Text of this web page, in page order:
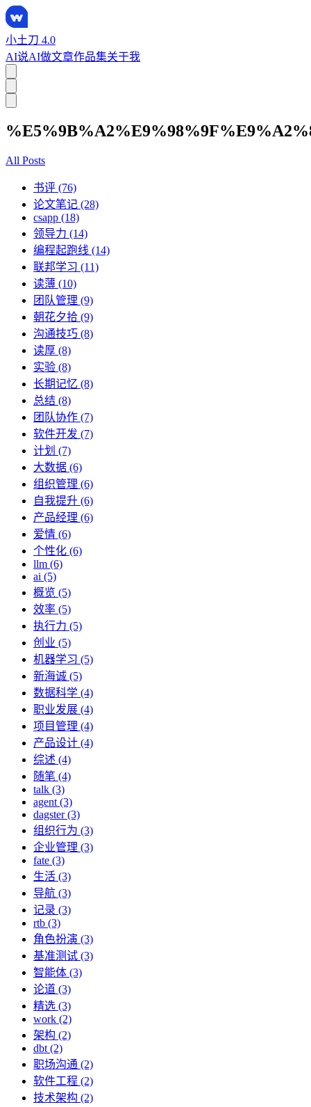
小土刀 4.0
AI说AI做文章作品集关于我
All Posts
书评 (76)
论文笔记 (28)
csapp (18)
领导力 (14)
编程起跑线 (14)
联邦学习 (11)
读薄 (10)
团队管理 (9)
朝花夕拾 (9)
沟通技巧 (8)
读厚 (8)
实验 (8)
长期记忆 (8)
总结 (8)
团队协作 (7)
软件开发 (7)
计划 (7)
大数据 (6)
组织管理 (6)
自我提升 (6)
产品经理 (6)
爱情 (6)
个性化 (6)
llm (6)
ai (5)
概览 (5)
效率 (5)
执行力 (5)
创业 (5)
机器学习 (5)
新海诚 (5)
数据科学 (4)
职业发展 (4)
项目管理 (4)
产品设计 (4)
综述 (4)
随笔 (4)
talk (3)
agent (3)
dagster (3)
组织行为 (3)
企业管理 (3)
fate (3)
生活 (3)
导航 (3)
记录 (3)
rtb (3)
角色扮演 (3)
基准测试 (3)
智能体 (3)
论道 (3)
精选 (3)
work (2)
架构 (2)
dbt (2)
职场沟通 (2)
软件工程 (2)
技术架构 (2)